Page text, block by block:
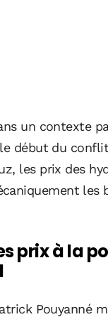
un contexte
début du
les prix des
les
prix à la
Pouyanné